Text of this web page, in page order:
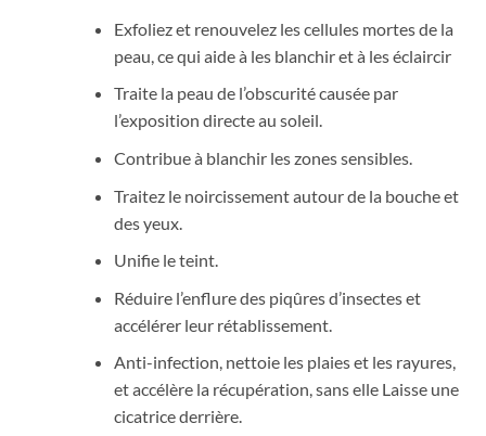
Exfoliez et renouvelez les cellules mortes de la
peau, ce qui aide à les blanchir et à les éclaircir
Traite la peau de l’obscurité causée par
l’exposition directe au soleil.
Contribue à blanchir les zones sensibles.
Traitez le noircissement autour de la bouche et
des yeux.
Unifie le teint.
Réduire l’enflure des piqûres d’insectes et
accélérer leur rétablissement.
Anti-infection, nettoie les plaies et les rayures,
et accélère la récupération, sans elle Laisse une
cicatrice derrière.